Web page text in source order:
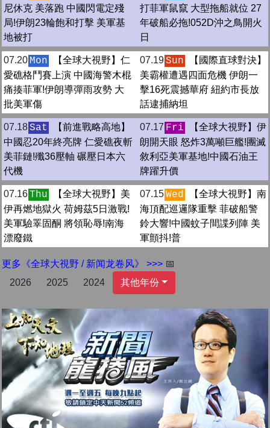
尼休克 美落跑 中國閃電定殘
局!伊朗23輪飽和打擊 美軍基
地被打
打菲軍鼠竄 大型拖船就位 27
年破船必拖!052D沖之鳥開火
日
07.20 Mon
【全球大視野】仁
愛礁格鬥賽上演 中國海警木棍
痛揍菲軍!伊朗導彈雨攻勢 大
批美軍傷
07.19Sun
【國際直球對決】
美霸權遭遇四面危機 伊朗一
擊16死震撼華府 紐約市長放
話逮捕納坦
07.18Sat
【前進戰略高地】
中國忍20年終亮牌 仁愛礁夜斬
美菲鏈!殲36壓軸 碾壓日本六
代機
07.17 Fri
【全球大視野】伊
朗開天眼 怒炸3萬噸巨艦!團滅
敘利亞美軍基地!中國石油王
牌躍升價
07.16Thu
【全球大視野】美
伊再燃地獄火 荷姆茲5日激戰!
美軍驗睪固酮 將領恥辱!南海
漂廢鐵
07.15Wed
【全球大視野】南
海頂配巡邏隊重擊 菲破船警
鈴大響!中國蚊子間諜列陣 美
軍顫抖!普
更多《全球大視野 / 新闻龙卷风》 >>> 📅
2026
2025 2024 其他年份